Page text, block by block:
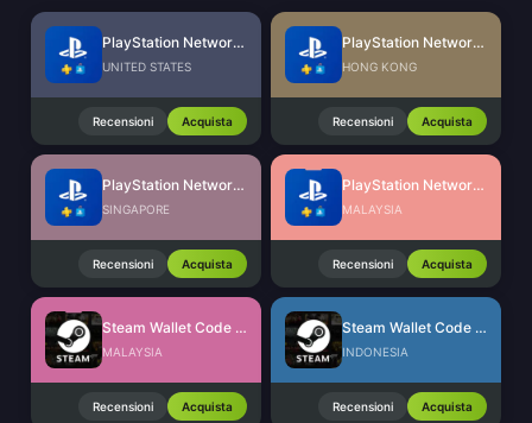
PlayStation Network Card (US)
UNITED STATES
Recensioni Acquista
PlayStation Network Card (HK)
HONG KONG
Recensioni Acquista
PlayStation Network Card (SG)
SINGAPORE
Recensioni Acquista
PlayStation Network Card (MY)
MALAYSIA
Recensioni Acquista
Steam Wallet Code (MYR)
MALAYSIA
Recensioni Acquista
Steam Wallet Code (IDR)
INDONESIA
Recensioni Acquista